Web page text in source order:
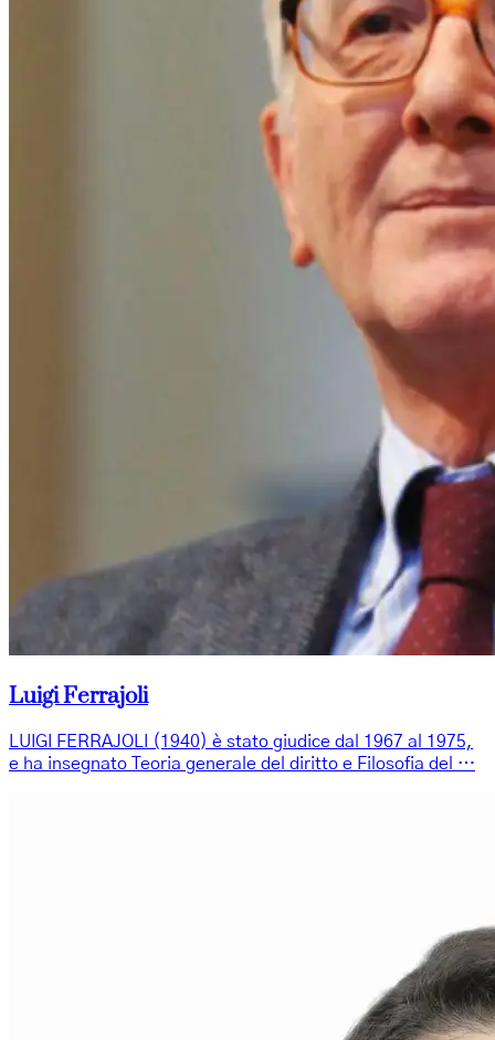
Luigi Ferrajoli
LUIGI FERRAJOLI (1940) è stato giudice dal 1967 al 1975,
e ha insegnato Teoria generale del diritto e Filosofia del …